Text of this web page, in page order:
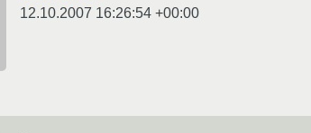
12.10.2007 16:26:54 +00:00